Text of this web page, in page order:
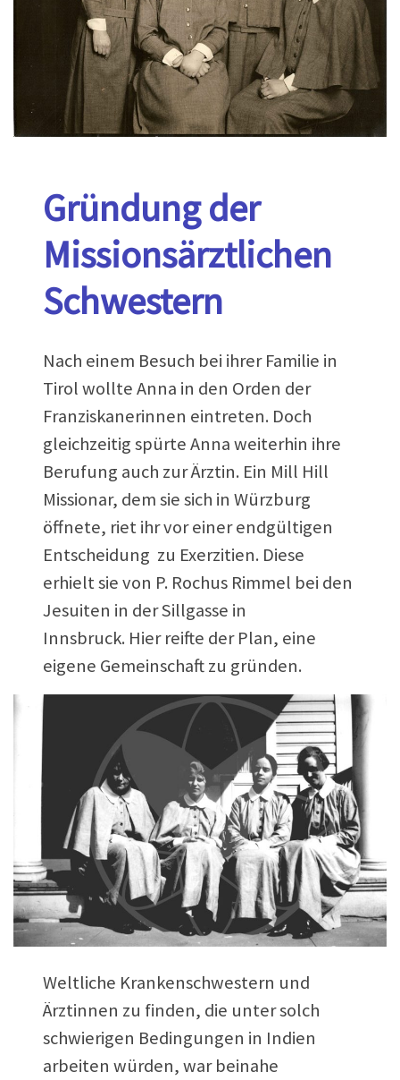
Gründung der
Missionsärztlichen
Schwestern
Nach einem Besuch bei ihrer Familie in
Tirol wollte Anna in den Orden der
Franziskanerinnen eintreten. Doch
gleichzeitig spürte Anna weiterhin ihre
Berufung auch zur Ärztin. Ein Mill Hill
Missionar, dem sie sich in Würzburg
öffnete, riet ihr vor einer endgültigen
Entscheidung zu Exerzitien. Diese
erhielt sie von P. Rochus Rimmel bei den
Jesuiten in der Sillgasse in
Innsbruck. Hier reifte der Plan, eine
eigene Gemeinschaft zu gründen.
Weltliche Krankenschwestern und
Ärztinnen zu finden, die unter solch
schwierigen Bedingungen in Indien
arbeiten würden, war beinahe